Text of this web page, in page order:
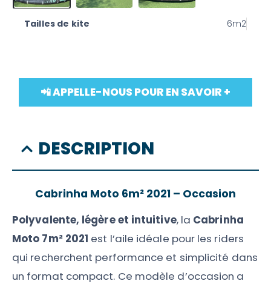
Tailles de kite 6m2
📲 APPELLE-NOUS POUR EN SAVOIR +
DESCRIPTION
Cabrinha Moto 6m² 2021 – Occasion
Polyvalente, légère et intuitive, la Cabrinha
Moto 7m² 2021 est l’aile idéale pour les riders
qui recherchent performance et simplicité dans
un format compact. Ce modèle d’occasion a